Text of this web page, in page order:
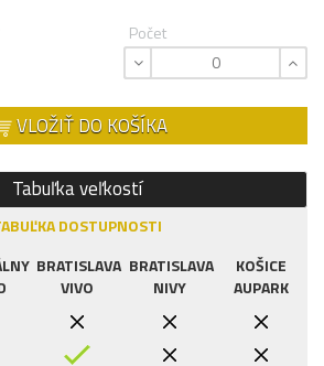
Počet
VLOŽIŤ DO KOŠÍKA
Tabuľka veľkostí
DOSTUPNOSTI
BRATISLAVA
VIVO
BRATISLAVA
NIVY
KOŠICE
AUPARK